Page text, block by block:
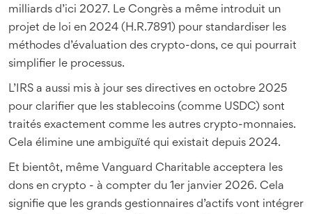
milliards d’ici 2027. Le Congrès a même introduit un
projet de loi en 2024 (H.R.7891) pour standardiser les
méthodes d’évaluation des crypto-dons, ce qui pourrait
simplifier le processus.
L’IRS a aussi mis à jour ses directives en octobre 2025
pour clarifier que les stablecoins (comme USDC) sont
traités exactement comme les autres crypto-monnaies.
Cela élimine une ambiguïté qui existait depuis 2024.
Et bientôt, même Vanguard Charitable acceptera les
dons en crypto - à compter du 1er janvier 2026. Cela
signifie que les grands gestionnaires d’actifs vont intégrer